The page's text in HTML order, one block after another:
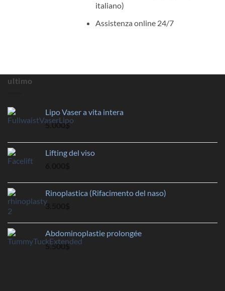
italiano)
Assistenza online 24/7
ultimo
Lipo Vaser a vita intera
5.000$
Lifting del viso
Rinoplastica (Rifacimento del naso)
3.500
Abdominoplastie prolongée
5.500$